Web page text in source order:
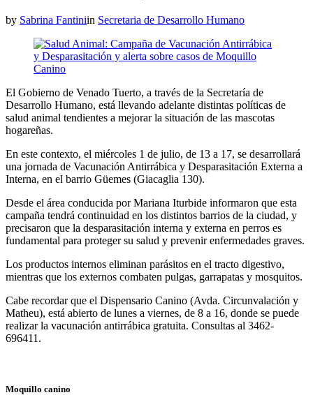
by Sabrina Fantiniin Secretaria de Desarrollo Humano
El Gobierno de Venado Tuerto, a través de la Secretaría de
Desarrollo Humano, está llevando adelante distintas políticas de
salud animal tendientes a mejorar la situación de las mascotas
hogareñas.
En este contexto, el miércoles 1 de julio, de 13 a 17, se desarrollará
una jornada de Vacunación Antirrábica y Desparasitación Externa a
Interna, en el barrio Güemes (Giacaglia 130).
Desde el área conducida por Mariana Iturbide informaron que esta
campaña tendrá continuidad en los distintos barrios de la ciudad, y
precisaron que la desparasitación interna y externa en perros es
fundamental para proteger su salud y prevenir enfermedades graves.
Los productos internos eliminan parásitos en el tracto digestivo,
mientras que los externos combaten pulgas, garrapatas y mosquitos.
Cabe recordar que el Dispensario Canino (Avda. Circunvalación y
Matheu), está abierto de lunes a viernes, de 8 a 16, donde se puede
realizar la vacunación antirrábica gratuita. Consultas al 3462-
696411.
Moquillo canino